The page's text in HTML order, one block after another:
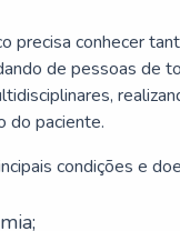
precisa conhecer
de pessoas de
do paciente.
condições e